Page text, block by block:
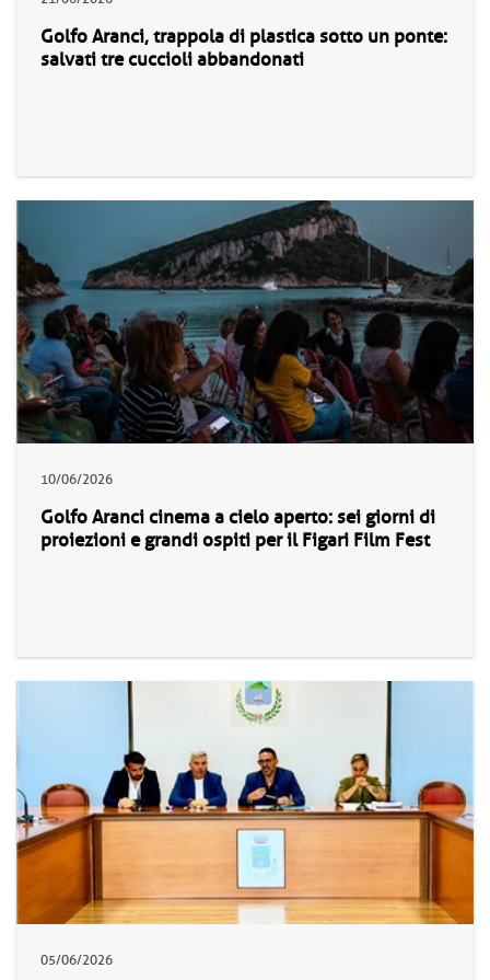
Golfo Aranci, trappola di plastica sotto un ponte:
salvati tre cuccioli abbandonati
10/06/2026
Golfo Aranci cinema a cielo aperto: sei giorni di
proiezioni e grandi ospiti per il Figari Film Fest
05/06/2026